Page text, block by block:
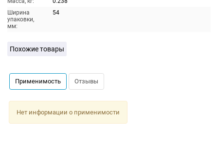
Ширина
упаковки,
мм:
54
Похожие товары
Применимость Отзывы
Нет информации о применимости